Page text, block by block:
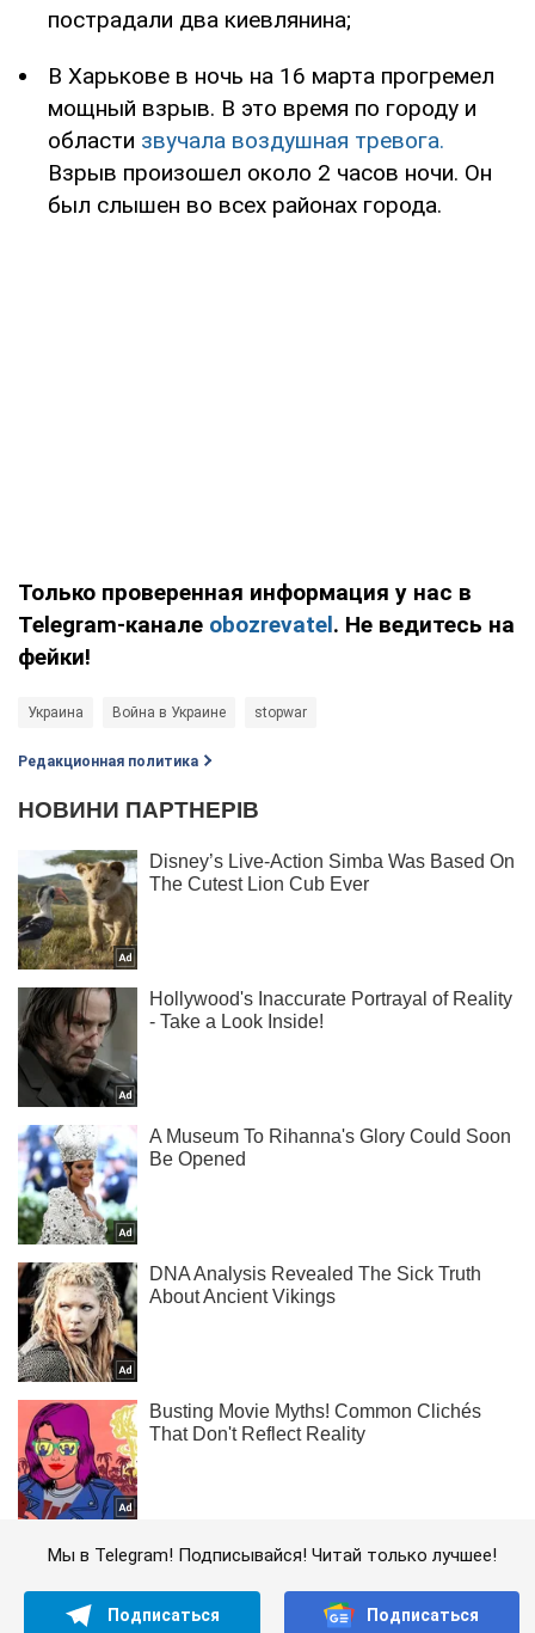
пострадали два киевлянина;
В Харькове в ночь на 16 марта прогремел
мощный взрыв. В это время по городу и
области звучала воздушная тревога.
Взрыв произошел около 2 часов ночи. Он
был слышен во всех районах города.
Только проверенная информация у нас в
Telegram-канале obozrevatel. Не ведитесь на
фейки!
Украина Война в Украине stopwar
Редакционная политика
Мы в Telegram! Подписывайся! Читай только лучшее!
Подписаться Подписаться